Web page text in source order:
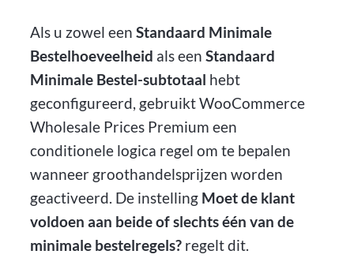
Als u zowel eenStandaard Minimale
Bestelhoeveelheid als eenStandaard
Minimale Bestel-subtotaal hebt
geconfigureerd, gebruikt WooCommerce
Wholesale Prices Premium een
conditionele logica regel om te bepalen
wanneer groothandelsprijzen worden
geactiveerd. De instelling Moet de klant
voldoen aan beide of slechts één van de
minimale bestelregels? regelt dit.